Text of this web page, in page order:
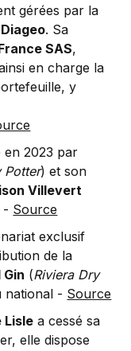
gérées par la
. Sa
SAS,
en charge la
y
en 2023 par
Potter) et son
Villevert
- Source
exclusif
de la
(Riviera Dry
national - Source
Lisle a cessé sa
elle dispose